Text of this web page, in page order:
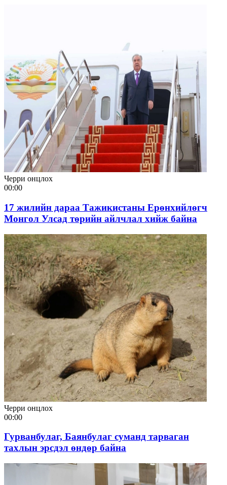
Черри онцлох
00:00
17 жилийн дараа Тажикистаны Ерөнхийлөгч
Монгол Улсад төрийн айлчлал хийж байна
Черри онцлох
00:00
Гурванбулаг, Баянбулаг суманд тарваган
тахлын эрсдэл өндөр байна